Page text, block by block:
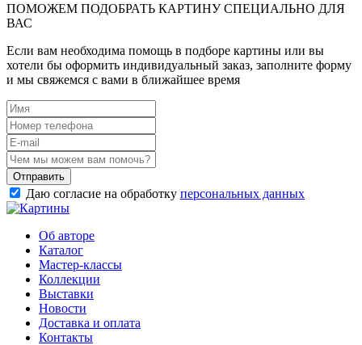
ПОМОЖЕМ ПОДОБРАТЬ КАРТИНУ СПЕЦИАЛЬНО ДЛЯ
ВАС
Если вам необходима помощь в подборе картины или вы
хотели бы оформить индивидуальный заказ, заполните форму
и мы свяжемся с вами в ближайшее время
Отправить
Даю согласие на обработку персональных данных
Об авторе
Каталог
Мастер-классы
Коллекции
Выставки
Новости
Доставка и оплата
Контакты